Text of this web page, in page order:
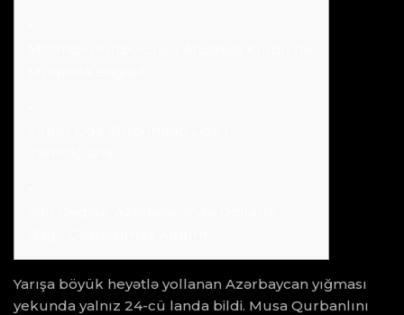
Yarışa böyük heyətlə yollanan Azərbaycan yığması
yekunda yalnız 24-cü landa bildi. Musa Qurbanlını